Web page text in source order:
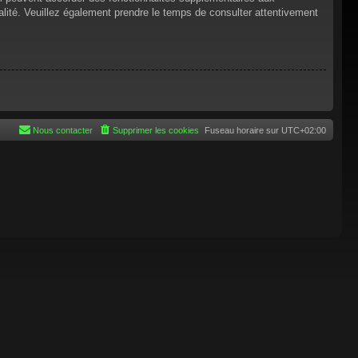
Veuillez également prendre le temps de consulter attentivement
Fuseau horaire sur UTC+02:00
Supprimer les cookies
Nous contacter